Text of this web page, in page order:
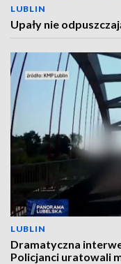
LUBLIN
Upały nie
LUBLIN
Dramatyczna
Policjanci uratowali